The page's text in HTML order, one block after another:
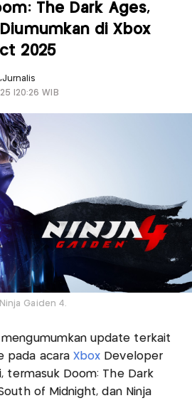
The Dark Ages,
di Xbox
2025
,Jurnalis
|20:26 WIB
Ninja Gaiden 4.
update terkait
pada acara Xbox Developer
termasuk Doom: The Dark
of Midnight, dan Ninja